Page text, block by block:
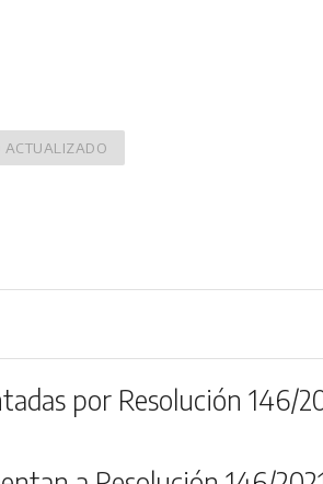
ACTUALIZADO
por Resolución 146/